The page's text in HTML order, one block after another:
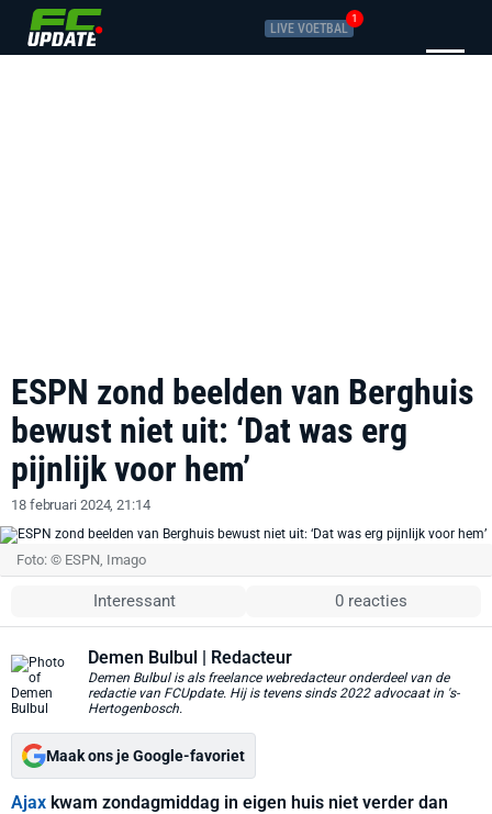
LIVE VOETBAL
1
ESPN zond beelden van Berghuis
bewust niet uit: ‘Dat was erg
pijnlijk voor hem’
18 februari 2024, 21:14
Foto: © ESPN, Imago
Interessant 0 reacties
Demen Bulbul | Redacteur
Demen Bulbul is als freelance webredacteur onderdeel van de
redactie van FCUpdate. Hij is tevens sinds 2022 advocaat in 's-
Hertogenbosch.
Maak ons je Google-favoriet
Ajax kwam zondagmiddag in eigen huis niet verder dan